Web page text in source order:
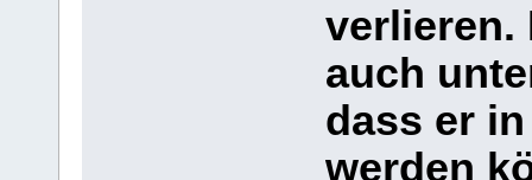
verlieren.
auch
dass er
werden